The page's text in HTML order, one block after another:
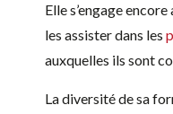
Elle s’engage
les assister dans les
auxquelles ils sont
La diversité de sa